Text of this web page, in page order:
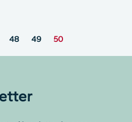
48 49 50